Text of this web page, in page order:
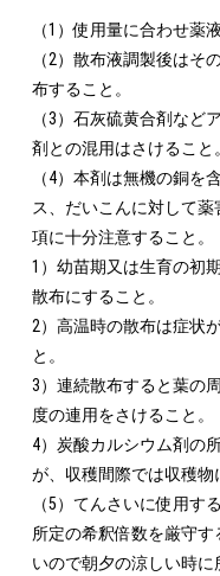
（1）使用量に合わせ薬
（2）散布液調製後はそ
布すること。
（3）石灰硫黄合剤など
剤との混用はさけること
（4）本剤は無機の銅を
ス、だいこんに対して
項に十分注意すること。
1）幼苗期又は生育の初
散布にすること。
2）高温時の散布は症状
と。
3）連続散布すると葉の
度の連用をさけること。
4）炭酸カルシウム剤の
が、収穫間際では収穫物
（5）てんさいに使用す
所定の希釈倍数を厳守
いので朝夕の涼しい時に